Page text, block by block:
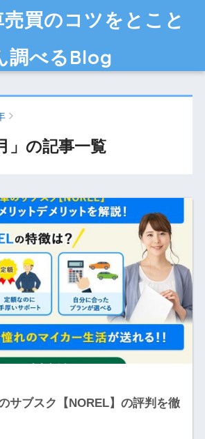
買のコツをとこと
調べるBlog
」の記事一覧
サブスク【NOREL】の評判を徹